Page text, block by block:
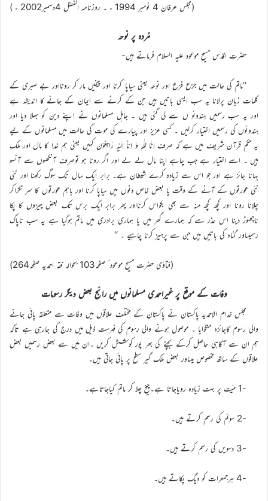
(مجلس عرفان 4 نومبر 1994 ء ۔ روزنامہ الفضل 4دسمبر2002 ء )
مُردہ پر نوحہ
حضرت اقدس مسیح موعود علیہ السلام فرماتے ہیں-
’’ماتم کی حالت میں جزع فزع اور نوحہ یعنی سیاپا کرنا اور چیخیں مار کر رونااور بے صبری کے
کلمات زبان پرلانا یہ سب ایسی باتیں ہیں جن کے کرنے سے ایمان کے جانے کا اندیشہ ہے
اور یہ سب رسمیں ہندوئو ں سے لی گئی ہیں ۔ جاہل مسلمانوں نے اپنے دین کو بھلا دیا اور
ہندوئوں کی رسمیں اختیار کرلیں ۔ کسی عزیز اور پیارے کی موت کی حالت میں مسلمانوں کے لیے
یہ حکم قرآن شریف میں ہے کہ صرف اِنَّا لِلّٰہِ وَ اِناَّ اِلَیْہِ رَاجِعُوْنَ کہیں یعنی ہم خدا کا مال اور ملک
ہیں ۔ اسے اختیار ہے جب چاہے اپنا مال لے لے اور اگر رونا ہو توصرف آنکھوں سے آنسو
بہانا جائز ہے اور جو اس سے زیادہ کرے شیطان ہے۔ برابر ایک سال تک سوگ رکھنا اور نئی
نئی عورتوں کے آنے کے وقت یا بعض خاص دنوں میں سیاپا کرنا اور باہم عورتوں کا سر ٹکراکر
چلانا رونا اور کچھ کچھ منہ سے بھی بکواس کرنااور پھر برابر ایک برس تک بعض چیزوں کا پکا
ناچھوڑ دینا اس عذر سے کہ ہمارے گھر میں یا ہماری برادری میں ماتم ہوگیا ہے یہ سب ناپاک
رسمیںاور گناہ کی باتیں ہیں جن سے پرہیز کرنا چاہیے ۔ ‘‘
(فتاوٰی حضرت مسیح موعود ؑ صفحہ103 بحوالہ فقہ احمدیہ صفحہ264)
وفات کے موقع پر غیراحمدی مسلمانوں میں رائج بعض دیگر رسومات
مجلس خدام الاحمدیہ پاکستان نے پاکستان کے مختلف علاقوں میں وفات سے متعلقہ پائی جانے
والی رسوم کاجائزہ منگوایا ۔ موصول ہونے والی رسوم کی فہرست ذیل میں درج کی جارہی ہے تاکہ
ہم ان سے آگاہی حاصل کرکے بچنے کی بھر پور کوشش کریں ۔ان میں سے بعض رسمیں بعض
علاقوں کے ساتھ مخصوص ہیںاور بعض ملک گیر سطح پر پائی جاتی ہیں۔
-1 میّت پر بہت زیادہ رویاجاتا ہے۔چیخ چلا کر ماتم کیاجاتاہے۔
-2 سوئم کی رسم کرتے ہیں۔
-3 دسویں کی رسم کرتے ہیں۔
-4 ہرجمعرات کو دیگ پکاتے ہیں۔